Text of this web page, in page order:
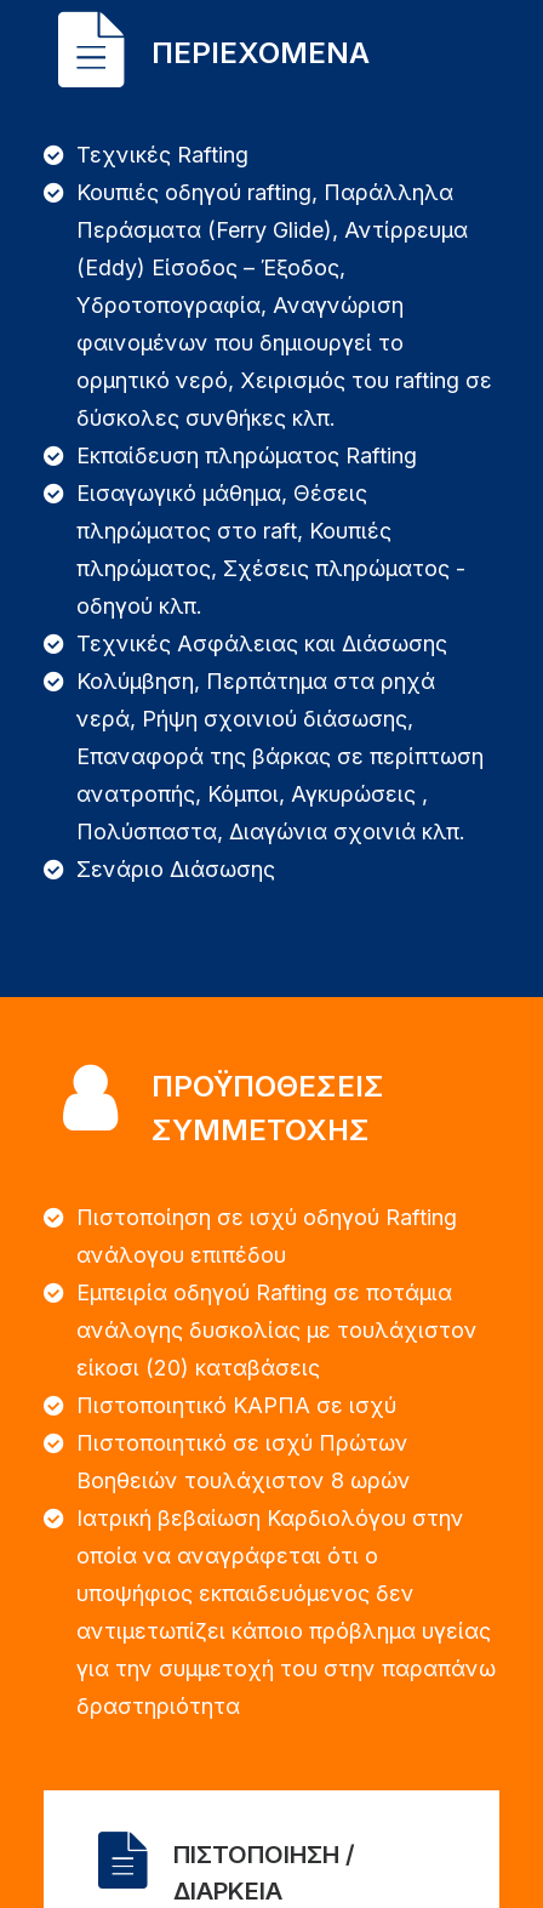
ΠΕΡΙΕΧΟΜΕΝΑ
Τεχνικές Rafting
Κουπιές οδηγού rafting, Παράλληλα
Περάσματα (Ferry Glide), Αντίρρευμα
(Eddy) Είσοδος – Έξοδος,
Υδροτοπογραφία, Αναγνώριση
φαινομένων που δημιουργεί το
ορμητικό νερό, Χειρισμός του rafting σε
δύσκολες συνθήκες κλπ.
Εκπαίδευση πληρώματος Rafting
Εισαγωγικό μάθημα, Θέσεις
πληρώματος στο raft, Κουπιές
πληρώματος, Σχέσεις πληρώματος -
οδηγού κλπ.
Τεχνικές Ασφάλειας και Διάσωσης
Κολύμβηση, Περπάτημα στα ρηχά
νερά, Ρήψη σχοινιού διάσωσης,
Επαναφορά της βάρκας σε περίπτωση
ανατροπής, Κόμποι, Αγκυρώσεις ,
Πολύσπαστα, Διαγώνια σχοινιά κλπ.
Σενάριο Διάσωσης
ΠΡΟΫΠΟΘΕΣΕΙΣ
ΣΥΜΜΕΤΟΧΗΣ
Πιστοποίηση σε ισχύ οδηγού Rafting
ανάλογου επιπέδου
Εμπειρία οδηγού Rafting σε ποτάμια
ανάλογης δυσκολίας με τουλάχιστον
είκοσι (20) καταβάσεις
Πιστοποιητικό ΚΑΡΠΑ σε ισχύ
Πιστοποιητικό σε ισχύ Πρώτων
Βοηθειών τουλάχιστον 8 ωρών
Ιατρική βεβαίωση Καρδιολόγου στην
οποία να αναγράφεται ότι ο
υποψήφιος εκπαιδευόμενος δεν
αντιμετωπίζει κάποιο πρόβλημα υγείας
για την συμμετοχή του στην παραπάνω
δραστηριότητα
ΠΙΣΤΟΠΟΙΗΣΗ /
ΔΙΑΡΚΕΙΑ